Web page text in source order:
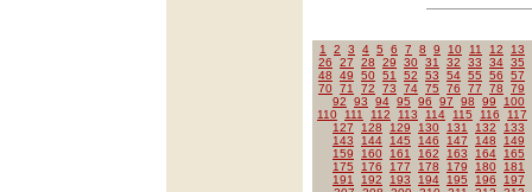
1 2 3 4 5 6 7 8 9 10 11 12
13
26
27 28 29 30 31 32 33 34 35
48
49 50 51 52 53 54 55 56
57
70 71 72 73 74 75 76 77 78
79
92
93 94 95 96 97 98 99
100
110
111 112 113 114 115 116
117
127
128 129 130 131 132
133
143
144 145 146 147 148
149
159
160 161 162 163 164
165
175
176 177 178 179 180
181
191
192 193 194 195 196
197